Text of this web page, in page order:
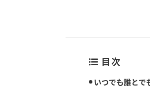
目次
いつでも誰とで